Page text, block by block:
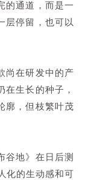
的通道，而是一
层停留，也可以
尚在研发中的产
在生长的种子，
廓，但枝繁叶茂
谷地》在日后测
化的生动感和可